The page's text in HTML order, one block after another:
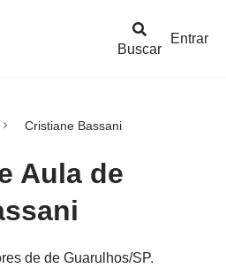
Buscar
Entrar
Cristiane Bassani
Aula de
de de Guarulhos/SP.